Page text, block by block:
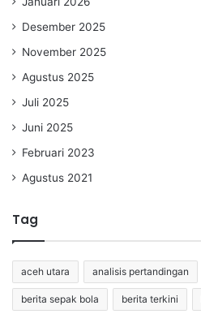
Desember 2025
November 2025
Agustus 2025
Juli 2025
Juni 2025
Februari 2023
Agustus 2021
Tag
aceh utara analisis pertandingan
berita sepak bola berita terkini